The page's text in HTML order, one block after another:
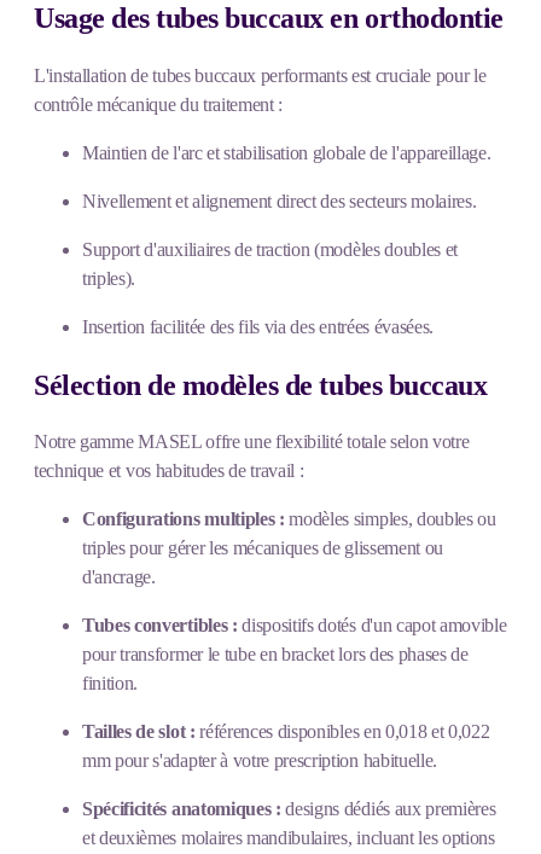
Usage des tubes buccaux en orthodontie
L'installation de tubes buccaux performants est cruciale pour le
contrôle mécanique du traitement :
Maintien de l'arc et stabilisation globale de l'appareillage.
Nivellement et alignement direct des secteurs molaires.
Support d'auxiliaires de traction (modèles doubles et
triples).
Insertion facilitée des fils via des entrées évasées.
Sélection de modèles de tubes buccaux
Notre gamme MASEL offre une flexibilité totale selon votre
technique et vos habitudes de travail :
Configurations multiples : modèles simples, doubles ou
triples pour gérer les mécaniques de glissement ou
d'ancrage.
Tubes convertibles : dispositifs dotés d'un capot amovible
pour transformer le tube en bracket lors des phases de
finition.
Tailles de slot :références disponibles en 0,018 et 0,022
mm pour s'adapter à votre prescription habituelle.
Spécificités anatomiques :designs dédiés aux premières
et deuxièmes molaires mandibulaires, incluant les options